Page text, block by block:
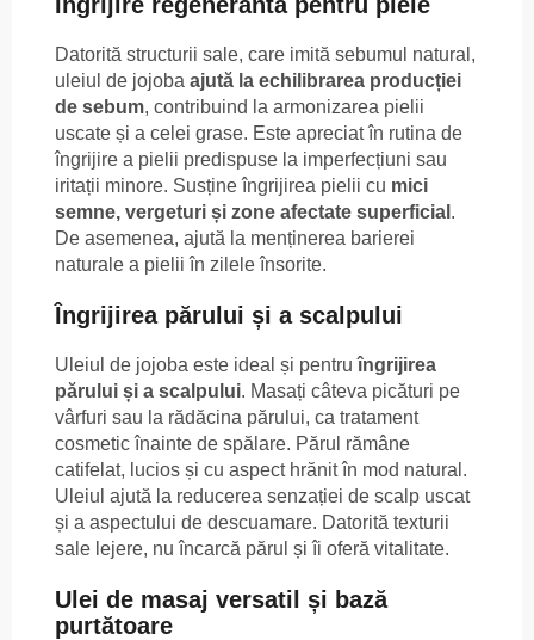
Datorită structurii sale, care imită sebumul natural,
uleiul de jojoba ajută la echilibrarea producției
de sebum, contribuind la armonizarea pielii
uscate și a celei grase. Este apreciat în rutina de
îngrijire a pielii predispuse la imperfecțiuni sau
iritații minore. Susține îngrijirea pielii cu mici
semne, vergeturi și zone afectate superficial .
De asemenea, ajută la menținerea barierei
naturale a pielii în zilele însorite.
Îngrijirea părului și a scalpului
Uleiul de jojoba este ideal și pentruîngrijirea
părului și a scalpului. Masați câteva picături pe
vârfuri sau la rădăcina părului, ca tratament
cosmetic înainte de spălare. Părul rămâne
catifelat, lucios și cu aspect hrănit în mod natural.
Uleiul ajută la reducerea senzației de scalp uscat
și a aspectului de descuamare. Datorită texturii
sale lejere, nu încarcă părul și îi oferă vitalitate.
Ulei de masaj versatil și bază
purtătoare